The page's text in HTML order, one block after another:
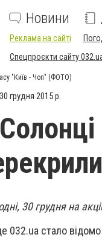
Новини
Реклама на сайті
Спецпроєкти сайту
"Київ - Чоп" (ФОТО)
грудня 2015 р.
30 грудня на
032.ua стало